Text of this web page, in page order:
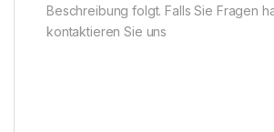
Beschreibung folgt. Falls Sie Fragen
kontaktieren Sie uns